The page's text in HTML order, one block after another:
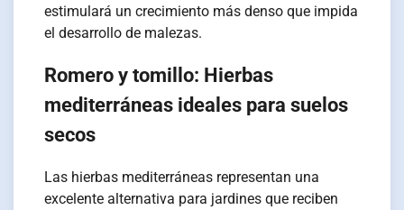
estimulará un crecimiento más denso que impida
el desarrollo de malezas.
Romero y tomillo: Hierbas
mediterráneas ideales para suelos
secos
Las hierbas mediterráneas representan una
excelente alternativa para jardines que reciben